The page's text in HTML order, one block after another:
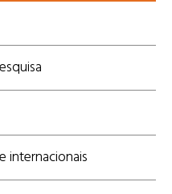
internacionais